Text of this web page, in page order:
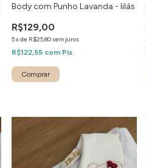
Body com Punho Lavanda - lilás
R$129,00
5xde R$25,80 sem juros
R$122,55 com Pix